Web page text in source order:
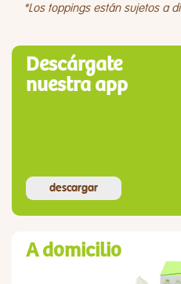
*Los toppings están sujetos a
Descárgate
nuestra app
descargar
A domicilio